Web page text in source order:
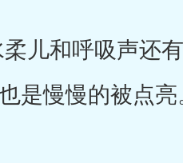
儿和呼吸声还
慢慢的被点亮